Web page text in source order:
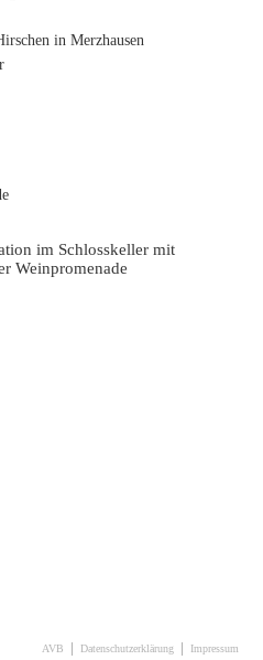
in Merzhausen
im Schlosskeller mit
Weinpromenade
Impressum
Datenschutzerklärung
AVB